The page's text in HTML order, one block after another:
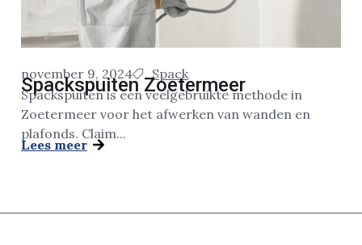
november 9, 2024 Spack
Spackspuiten Zoetermeer
Spackspuiten is een veelgebruikte methode in
Zoetermeer voor het afwerken van wanden en
plafonds. Claim...
Lees meer